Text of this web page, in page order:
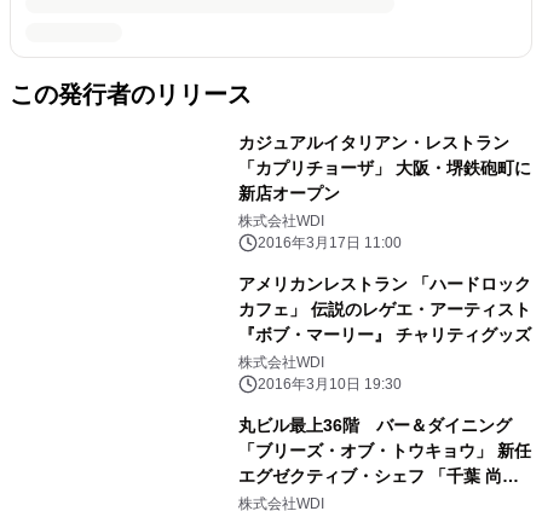
この発行者のリリース
カジュアルイタリアン・レストラン
「カプリチョーザ」 大阪・堺鉄砲町に
新店オープン
株式会社WDI
2016年3月17日 11:00
アメリカンレストラン 「ハードロック
カフェ」 伝説のレゲエ・アーティスト
『ボブ・マーリー』 チャリティグッズ
株式会社WDI
2016年3月10日 19:30
丸ビル最上36階 バー＆ダイニング
「ブリーズ・オブ・トウキョウ」 新任
エグゼクティブ・シェフ 「千葉 尚」
が作るコンテンポラリー・フレンチ
株式会社WDI